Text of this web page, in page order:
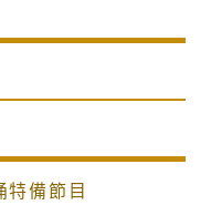
特備節目